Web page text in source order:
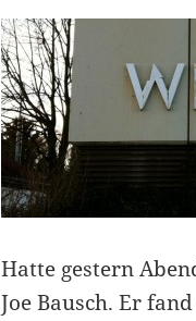
Hatte gestern
Joe Bausch. Er